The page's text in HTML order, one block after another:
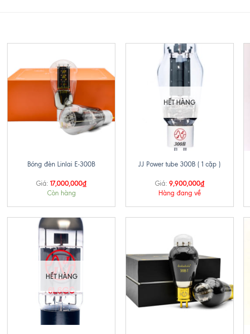
Bóng đèn Linlai E-300B
Giá: 17,000,000₫
Còn hàng
HẾT HÀNG
JJ Power tube 300B ( 1 cặp )
Giá: 9,900,000₫
Hàng đang về
HẾT HÀNG